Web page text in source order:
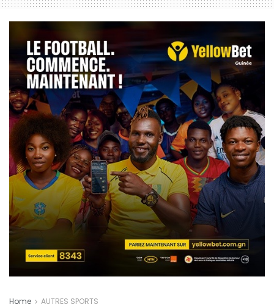
Home AUTRES SPORTS